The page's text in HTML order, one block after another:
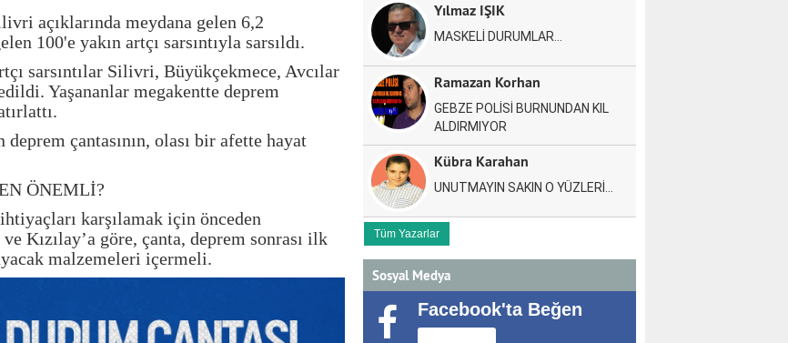
açıklarında meydana gelen 6,2
100'e yakın artçı sarsıntıyla sarsıldı.
sarsıntılar Silivri, Büyükçekmece, Avcılar
Yaşananlar megakentte deprem
çantasının, olası bir afette hayat
ÖNEMLİ?
karşılamak için önceden
Kızılay’a göre, çanta, deprem sonrası ilk
malzemeleri içermeli.
Yılmaz IŞIK
MASKELİ DURUMLAR…
Ramazan Korhan
GEBZE POLİSİ BURNUNDAN KIL
ALDIRMIYOR
Kübra Karahan
UNUTMAYIN SAKIN O YÜZLERİ…
Tüm Yazarlar
Sosyal Medya
Facebook'ta Beğen